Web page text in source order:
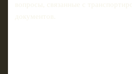
вопросы, связанные с
документов.